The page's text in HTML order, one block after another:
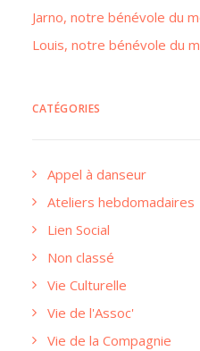
Jarno, notre bénévole du
Louis, notre bénévole du
CATÉGORIES
Appel à danseur
Ateliers hebdomadaires
Lien Social
Non classé
Vie Culturelle
Vie de l'Assoc'
Vie de la Compagnie